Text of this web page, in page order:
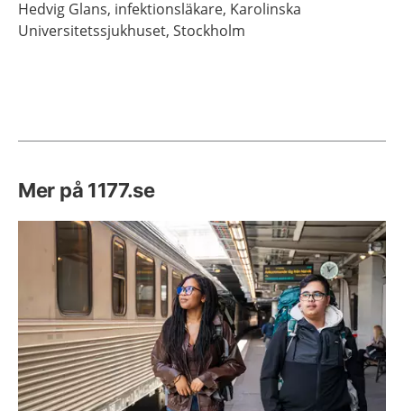
Hedvig Glans, infektionsläkare, Karolinska
Universitetssjukhuset, Stockholm
Mer på 1177.se